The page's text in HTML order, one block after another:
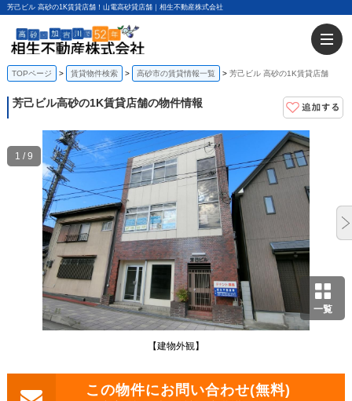
芳己ビル 高砂の1K賃貸店舗！山電高砂貸店舗｜相生不動産株式会社
TOPページ 賃貸物件検索 高砂市の賃貸情報一覧 芳己ビル 高砂の1K賃貸店舗
芳己ビル高砂の1K賃貸店舗の物件情報
一覧
【建物外観】
1 / 9